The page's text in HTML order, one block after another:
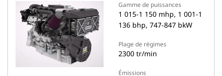
Gamme de puissances
1 015-1 150 mhp, 1 001-1
136 bhp, 747-847 bkW
Plage de régimes
2300 tr/min
Émissions